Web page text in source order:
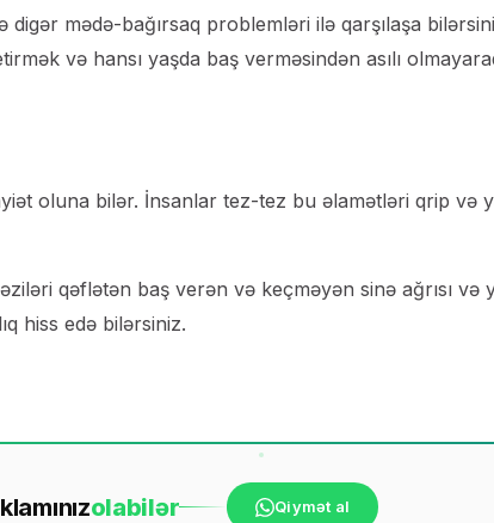
mədə-bağırsaq problemləri ilə qarşılaşa
və hansı yaşda baş verməsindən asılı
oluna bilər. İnsanlar tez-tez bu əlamətləri qrip və
qəflətən baş verən və keçməyən sinə ağrısı və
hiss edə bilərsiniz.
olabilər Qiymət al